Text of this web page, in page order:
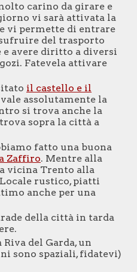
carino da girare e
vi sarà attivata la
vi permette di entrare
del trasporto
avere diritto a diversi
Fatevela attivare
il castello e il
vale assolutamente la
si trova anche la
sopra la città a
fatto una buona
Zaffiro. Mentre alla
vicina Trento alla
rustico, piatti
anche per una
della città in tarda
del Garda, un
sono spaziali, fidatevi)